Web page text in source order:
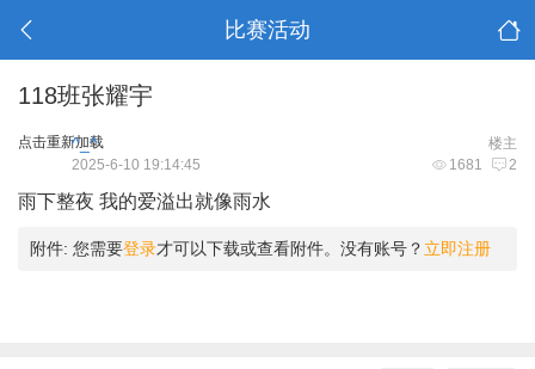
比赛活动
118班张耀宇
点击重新加载 楼主
^_^
1681 2
2025-6-10 19:14:45
雨下整夜 我的爱溢出就像雨水
附件: 您需要登录才可以下载或查看附件。没有账号？ 立即注册